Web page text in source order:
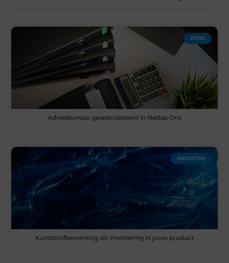
ZORG
Adviesbureau gespecialiseerd in Nedap Ons
INDUSTRIE
Kunststofbewerking als investering in jouw product